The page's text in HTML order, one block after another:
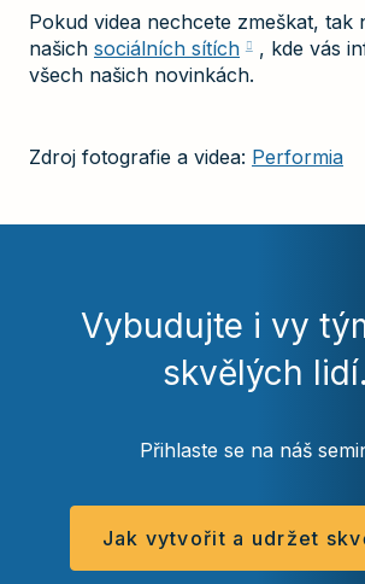
Pokud videa nechcete zmeškat, tak
našich sociálních sítích , kde vás
všech našich novinkách.
Zdroj fotografie a videa: Performia
Vybudujte i vy
skvělých lidí.
Přihlaste se na náš
Jak vytvořit a udržet